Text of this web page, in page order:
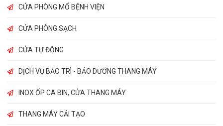
CỬA PHÒNG MỔ BỆNH VIỆN
CỬA PHÒNG SẠCH
CỬA TỰ ĐỘNG
DỊCH VỤ BẢO TRÌ - BẢO DƯỠNG THANG MÁY
INOX ỐP CA BIN, CỬA THANG MÁY
THANG MÁY CẢI TẠO